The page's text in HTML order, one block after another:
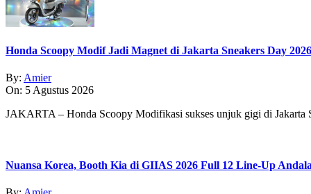
Honda Scoopy Modif Jadi Magnet di Jakarta Sneakers Day 2026
By: Amier
On: 5 Agustus 2026
JAKARTA – Honda Scoopy Modifikasi sukses unjuk gigi di Jakarta
Nuansa Korea, Booth Kia di GIIAS 2026 Full 12 Line-Up